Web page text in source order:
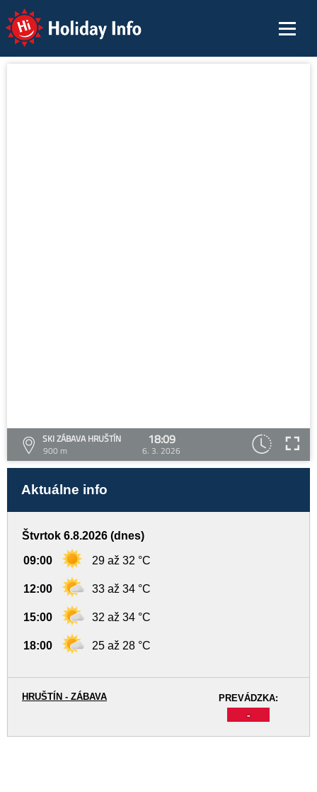
Holiday Info
SKI ZÁBAVA HRUŠTÍN
900 m
18:09
6. 3. 2026
Aktuálne info
Štvrtok 6.8.2026 (dnes)
09:00 29 až 32 °C
12:00 33 až 34 °C
15:00 32 až 34 °C
18:00 25 až 28 °C
PREVÁDZKA:
-
HRUŠTÍN - ZÁBAVA